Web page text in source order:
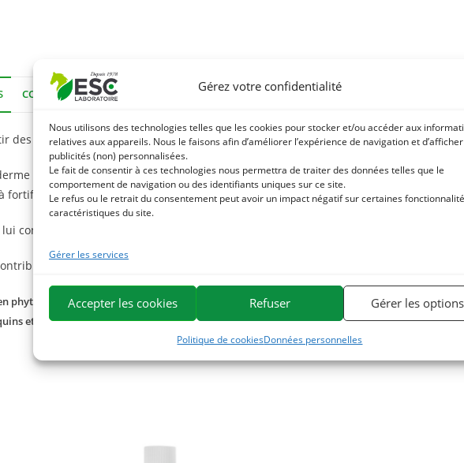
Gérez votre confidentialité
Nous utilisons des technologies telles que les cookies pour stocker et/ou accéder aux
relatives aux appareils. Nous le faisons afin d’améliorer l’expérience de navigation et
publicités (non) personnalisées.
Le fait de consentir à ces technologies nous permettra de traiter des données telles que le
comportement de navigation ou des identifiants uniques sur ce site.
Le refus ou le retrait du consentement peut avoir un impact négatif sur certaines
caractéristiques du site.
Gérer les services
Accepter les cookies Refuser Gérer les options
Politique de cookiesDonnées personnelles
COMPOSITION CONSEILS D'UTILSATION INFO QUALITÉ AVIS CLIENTS
des graines de ricin est une huile très dense, visqueuse, jaune clair et au toucher
pour favoriser la production de collagène et redonner de l’élasticité à la peau. Elle
fortifier les phanères (peau, crins, corne).
confère des vertus purifiantes et fortifiantes.
également à accélérer la pousse des crins et de la corne tout en les
phytothérapie équine. Nous sommes spécialisés dans la sélection et l’utilisation de principes
et proposons la gamme de produits naturels pour chevaux la plus large du marché.